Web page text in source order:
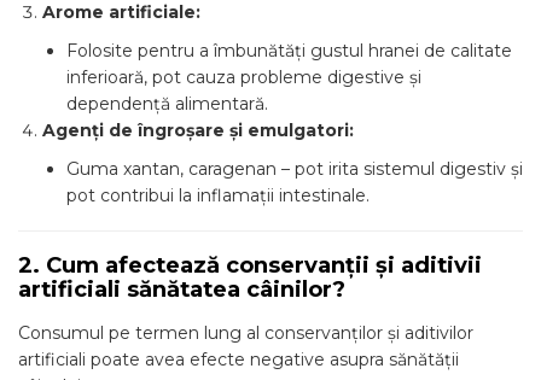
Arome artificiale:
Folosite pentru a îmbunătăți gustul hranei de calitate
inferioară, pot cauza probleme digestive și
dependență alimentară.
Agenți de îngroșare și emulgatori:
Guma xantan, caragenan – pot irita sistemul digestiv și
pot contribui la inflamații intestinale.
2. Cum afectează conservanții și aditivii
artificiali sănătatea câinilor?
Consumul pe termen lung al conservanților și aditivilor
artificiali poate avea efecte negative asupra sănătății